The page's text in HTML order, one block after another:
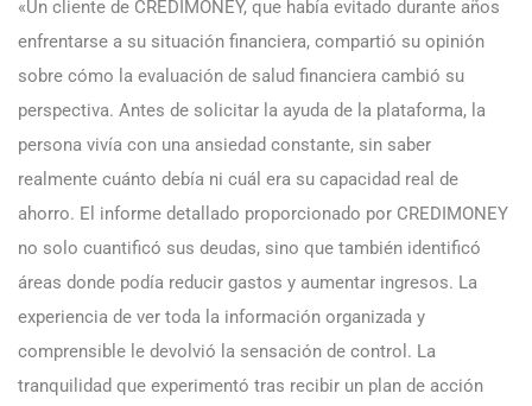
«Un cliente de CREDIMONEY, que había evitado durante años
enfrentarse a su situación financiera, compartió su opinión
sobre cómo la evaluación de salud financiera cambió su
perspectiva. Antes de solicitar la ayuda de la plataforma, la
persona vivía con una ansiedad constante, sin saber
realmente cuánto debía ni cuál era su capacidad real de
ahorro. El informe detallado proporcionado por CREDIMONEY
no solo cuantificó sus deudas, sino que también identificó
áreas donde podía reducir gastos y aumentar ingresos. La
experiencia de ver toda la información organizada y
comprensible le devolvió la sensación de control. La
tranquilidad que experimentó tras recibir un plan de acción